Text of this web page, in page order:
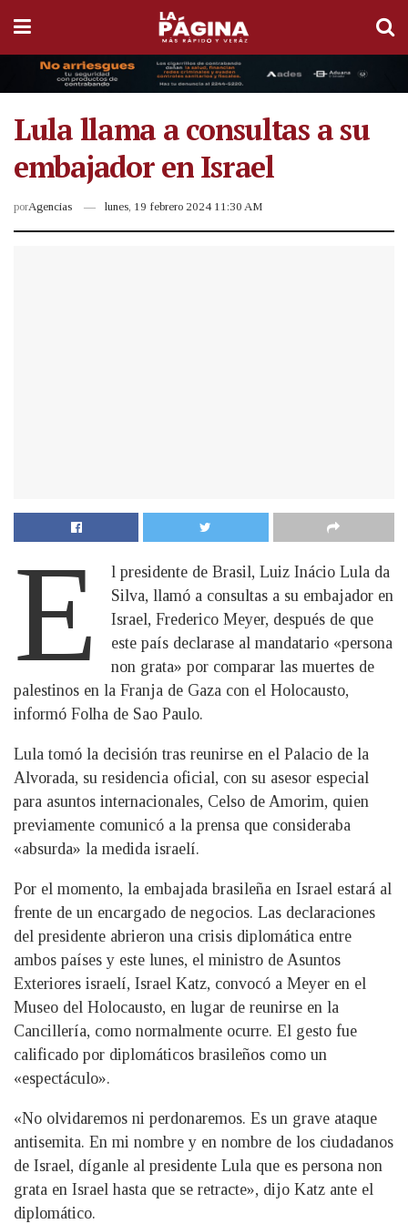
Lula llama a consultas a su
embajador en Israel
porAgencias lunes, 19 febrero 2024 11:30 AM
E
l presidente de Brasil, Luiz Inácio Lula da
Silva, llamó a consultas a su embajador en
Israel, Frederico Meyer, después de que
este país declarase al mandatario «persona
non grata» por comparar las muertes de
palestinos en la Franja de Gaza con el Holocausto,
informó Folha de Sao Paulo.
Lula tomó la decisión tras reunirse en el Palacio de la
Alvorada, su residencia oficial, con su asesor especial
para asuntos internacionales, Celso de Amorim, quien
previamente comunicó a la prensa que consideraba
«absurda» la medida israelí.
Por el momento, la embajada brasileña en Israel estará al
frente de un encargado de negocios. Las declaraciones
del presidente abrieron una crisis diplomática entre
ambos países y este lunes, el ministro de Asuntos
Exteriores israelí, Israel Katz, convocó a Meyer en el
Museo del Holocausto, en lugar de reunirse en la
Cancillería, como normalmente ocurre. El gesto fue
calificado por diplomáticos brasileños como un
«espectáculo».
«No olvidaremos ni perdonaremos. Es un grave ataque
antisemita. En mi nombre y en nombre de los ciudadanos
de Israel, díganle al presidente Lula que es persona non
grata en Israel hasta que se retracte», dijo Katz ante el
diplomático.